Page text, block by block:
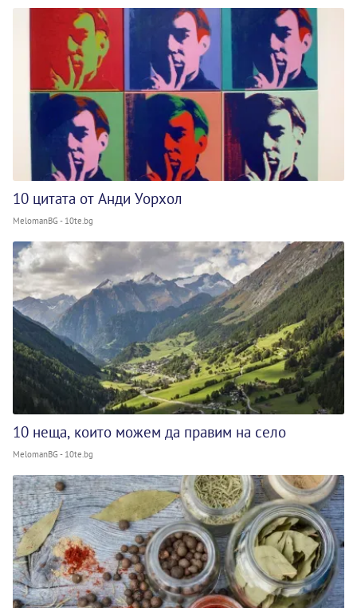
10 цитата от Анди Уорхол
MelomanBG - 10te.bg
10 неща, които можем да правим на село
MelomanBG - 10te.bg